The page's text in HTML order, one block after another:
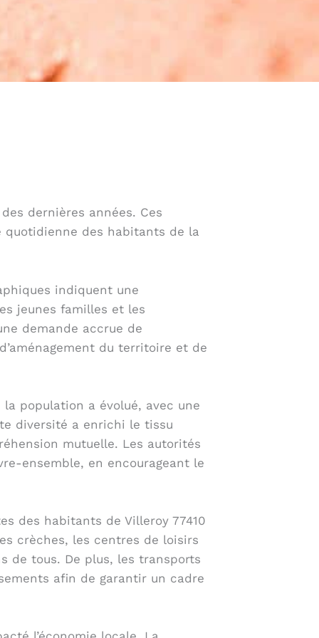
dernières années. Ces
des habitants de la
indiquent une
jeunes familles et les
demande accrue de
du territoire et de
population a évolué, avec une
diversité a enrichi le tissu
mutuelle. Les autorités
ensemble, en encourageant le
des habitants de Villeroy 77410
crèches, les centres de loisirs
de tous. De plus, les transports
afin de garantir un cadre